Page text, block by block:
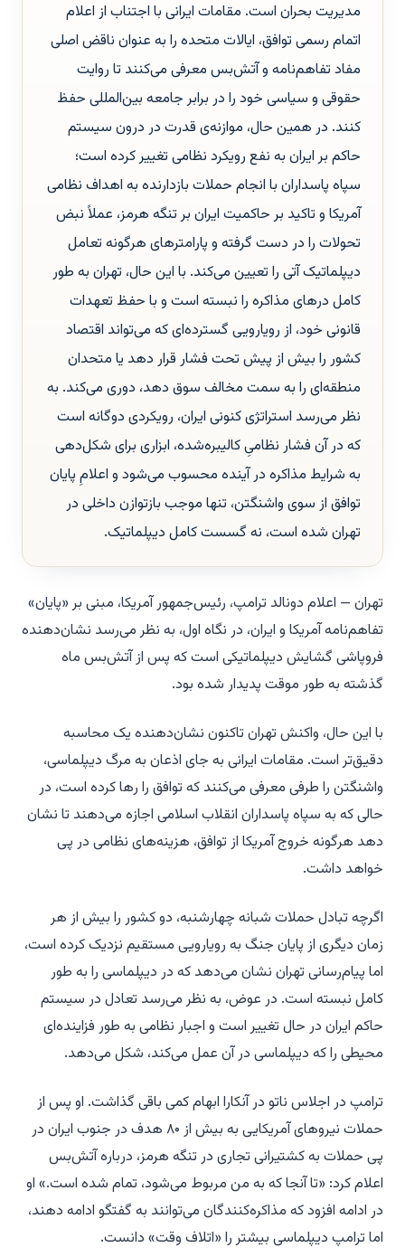
مدیریت بحران است. مقامات ایرانی با اجتناب از اعلام
اتمام رسمی توافق، ایالات متحده را به عنوان ناقض اصلی
مفاد تفاهم‌نامه و آتش‌بس معرفی می‌کنند تا روایت
حقوقی و سیاسی خود را در برابر جامعه بین‌المللی حفظ
کنند. در همین حال، موازنه‌ی قدرت در درون سیستم
حاکم بر ایران به نفع رویکرد نظامی تغییر کرده است؛
سپاه پاسداران با انجام حملات بازدارنده به اهداف نظامی
آمریکا و تاکید بر حاکمیت ایران بر تنگه هرمز، عملاً نبض
تحولات را در دست گرفته و پارامترهای هرگونه تعامل
دیپلماتیک آتی را تعیین می‌کند. با این حال، تهران به طور
کامل درهای مذاکره را نبسته است و با حفظ تعهدات
قانونی خود، از رویارویی گسترده‌ای که می‌تواند اقتصاد
کشور را بیش از پیش تحت فشار قرار دهد یا متحدان
منطقه‌ای را به سمت مخالف سوق دهد، دوری می‌کند. به
نظر می‌رسد استراتژی کنونی ایران، رویکردی دوگانه است
که در آن فشار نظامیِ کالیبره‌شده، ابزاری برای شکل‌دهی
به شرایط مذاکره در آینده محسوب می‌شود و اعلامِ پایان
توافق از سوی واشنگتن، تنها موجب بازتوازن داخلی در
تهران شده است، نه گسست کامل دیپلماتیک.
تهران — اعلام دونالد ترامپ، رئیس‌جمهور آمریکا، مبنی بر «پایان»
تفاهم‌نامه آمریکا و ایران، در نگاه اول، به نظر می‌رسد نشان‌دهنده
فروپاشی گشایش دیپلماتیکی است که پس از آتش‌بس ماه
گذشته به طور موقت پدیدار شده بود.
با این حال، واکنش تهران تاکنون نشان‌دهنده یک محاسبه
دقیق‌تر است. مقامات ایرانی به جای اذعان به مرگ دیپلماسی،
واشنگتن را طرفی معرفی می‌کنند که توافق را رها کرده است، در
حالی که به سپاه پاسداران انقلاب اسلامی اجازه می‌دهند تا نشان
دهد هرگونه خروج آمریکا از توافق، هزینه‌های نظامی در پی
خواهد داشت.
اگرچه تبادل حملات شبانه چهارشنبه، دو کشور را بیش از هر
زمان دیگری از پایان جنگ به رویارویی مستقیم نزدیک کرده است،
اما پیام‌رسانی تهران نشان می‌دهد که در دیپلماسی را به طور
کامل نبسته است. در عوض، به نظر می‌رسد تعادل در سیستم
حاکم ایران در حال تغییر است و اجبار نظامی به طور فزاینده‌ای
محیطی را که دیپلماسی در آن عمل می‌کند، شکل می‌دهد.
ترامپ در اجلاس ناتو در آنکارا ابهام کمی باقی گذاشت. او پس از
حملات نیروهای آمریکایی به بیش از ۸۰ هدف در جنوب ایران در
پی حملات به کشتیرانی تجاری در تنگه هرمز، درباره آتش‌بس
اعلام کرد: «تا آنجا که به من مربوط می‌شود، تمام شده است.» او
در ادامه افزود که مذاکره‌کنندگان می‌توانند به گفتگو ادامه دهند،
اما ترامپ دیپلماسی بیشتر را «اتلاف وقت» دانست.